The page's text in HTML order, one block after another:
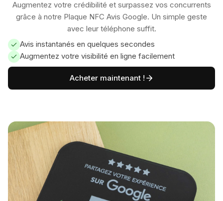
Augmentez votre crédibilité et surpassez vos concurrents
grâce à notre Plaque NFC Avis Google. Un simple geste
avec leur téléphone suffit.
Avis instantanés en quelques secondes
Augmentez votre visibilité en ligne facilement
Acheter maintenant !